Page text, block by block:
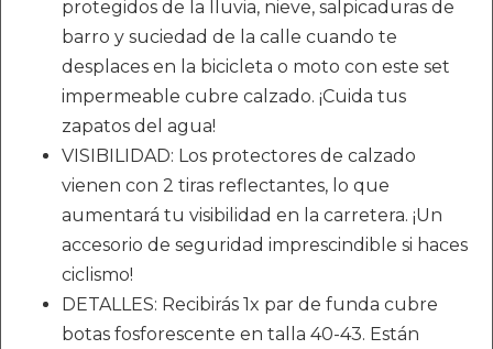
protegidos de la lluvia, nieve, salpicaduras de
barro y suciedad de la calle cuando te
desplaces en la bicicleta o moto con este set
impermeable cubre calzado. ¡Cuida tus
zapatos del agua!
VISIBILIDAD: Los protectores de calzado
vienen con 2 tiras reflectantes, lo que
aumentará tu visibilidad en la carretera. ¡Un
accesorio de seguridad imprescindible si haces
ciclismo!
DETALLES: Recibirás 1x par de funda cubre
botas fosforescente en talla 40-43. Están